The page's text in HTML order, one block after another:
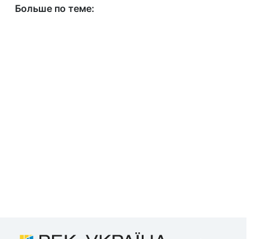
Больше по теме: